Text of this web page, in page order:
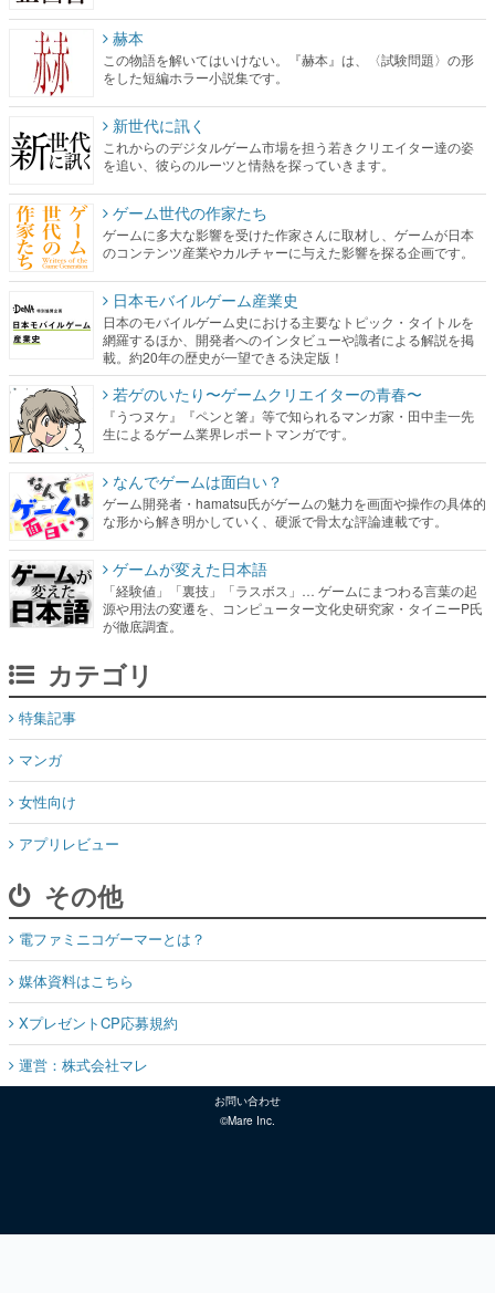
赫本
この物語を解いてはいけない。『赫本』は、〈試験問題〉の形
をした短編ホラー小説集です。
新世代に訊く
これからのデジタルゲーム市場を担う若きクリエイター達の姿
を追い、彼らのルーツと情熱を探っていきます。
ゲーム世代の作家たち
ゲームに多大な影響を受けた作家さんに取材し、ゲームが日本
のコンテンツ産業やカルチャーに与えた影響を探る企画です。
日本モバイルゲーム産業史
日本のモバイルゲーム史における主要なトピック・タイトルを
網羅するほか、開発者へのインタビューや識者による解説を掲
載。約20年の歴史が一望できる決定版！
若ゲのいたり〜ゲームクリエイターの青春〜
『うつヌケ』『ペンと箸』等で知られるマンガ家・田中圭一先
生によるゲーム業界レポートマンガです。
なんでゲームは面白い？
ゲーム開発者・hamatsu氏がゲームの魅力を画面や操作の具体的
な形から解き明かしていく、硬派で骨太な評論連載です。
ゲームが変えた日本語
「経験値」「裏技」「ラスボス」… ゲームにまつわる言葉の起
源や用法の変遷を、コンピューター文化史研究家・タイニーP氏
が徹底調査。
カテゴリ
特集記事
マンガ
女性向け
アプリレビュー
その他
電ファミニコゲーマーとは？
媒体資料はこちら
XプレゼントCP応募規約
運営：株式会社マレ
お問い合わせ
©Mare Inc.